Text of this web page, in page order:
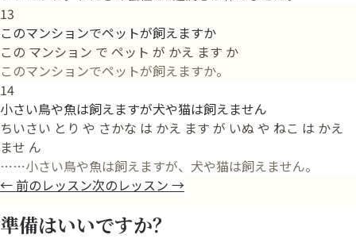
13
このマンションでペットが飼えますか
この マンション で ペット が かえ ます か
このマンションでペットが飼えますか。
14
小さい鳥や魚は飼えますが犬や猫は飼えません
ちいさい とり や さかな は かえ ます が いぬ や ねこ は かえ
ませ ん
……小さい鳥や魚は飼えますが、犬や猫は飼えません。
←前のレッスン次のレッスン →
準備はいいですか？